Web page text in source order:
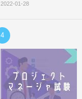
2022-01-28
4